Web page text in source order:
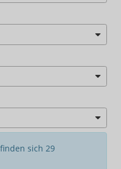
sich 29